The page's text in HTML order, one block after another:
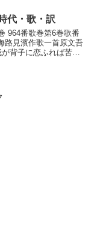
代・歌・訳
964番歌巻第6巻歌番
路見濱作歌一首原文吾
背子に恋ふれば苦し